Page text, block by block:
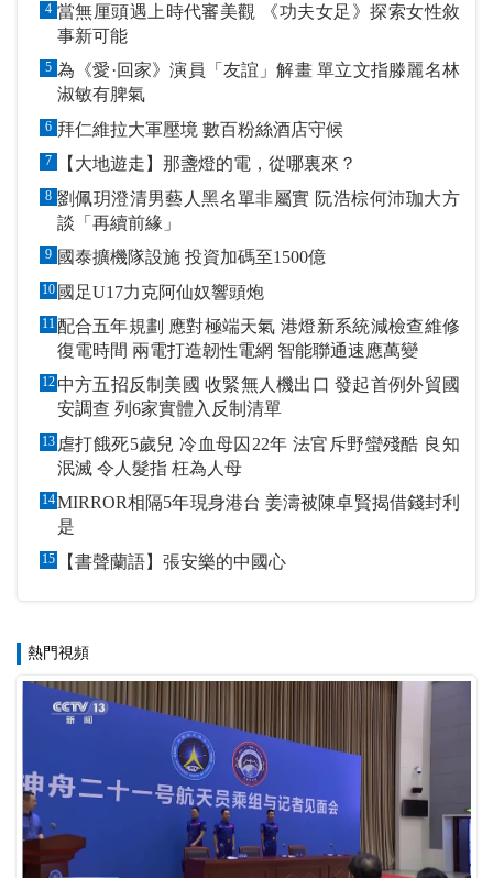
4 當無厘頭遇上時代審美觀 《功夫女足》探索女性敘
事新可能
5 為《愛·回家》演員「友誼」解畫 單立文指滕麗名林
淑敏有脾氣
6 拜仁維拉大軍壓境 數百粉絲酒店守候
7 【大地遊走】那盞燈的電，從哪裏來？
8 劉佩玥澄清男藝人黑名單非屬實 阮浩棕何沛珈大方
談「再續前緣」
9 國泰擴機隊設施 投資加碼至1500億
10 國足U17力克阿仙奴響頭炮
11 配合五年規劃 應對極端天氣 港燈新系統減檢查維修
復電時間 兩電打造韌性電網 智能聯通速應萬變
12 中方五招反制美國 收緊無人機出口 發起首例外貿國
安調查 列6家實體入反制清單
13 虐打餓死5歲兒 冷血母囚22年 法官斥野蠻殘酷 良知
泯滅 令人髮指 枉為人母
14MIRROR相隔5年現身港台 姜濤被陳卓賢揭借錢封利
是
15 【書聲蘭語】張安樂的中國心
熱門視頻